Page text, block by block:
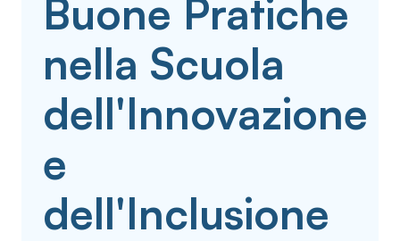
Buone Pratiche
nella Scuola
dell'Innovazione
e
dell'Inclusione